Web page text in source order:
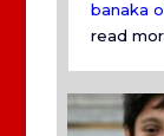
banaka
read